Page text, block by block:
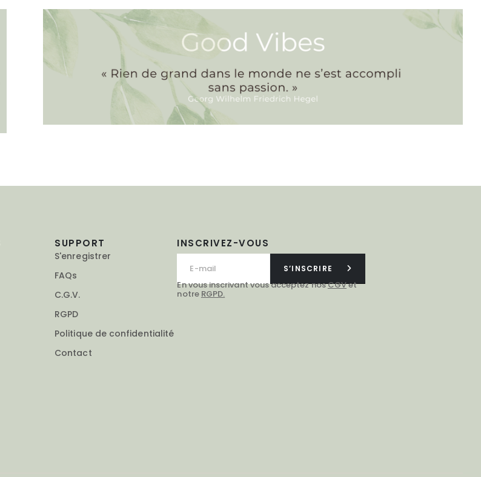
INSCRIVEZ-VOUS
S’INSCRIRE
En vous inscrivant vous acceptez nosCGVet
notre RGPD.
SUPPORT
S'enregistrer
FAQs
C.G.V.
RGPD
Politique de confidentialité
Contact